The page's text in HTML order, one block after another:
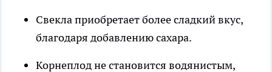
Свекла приобретает более сладкий вкус,
благодаря добавлению сахара.
Корнеплод не становится водянистым,